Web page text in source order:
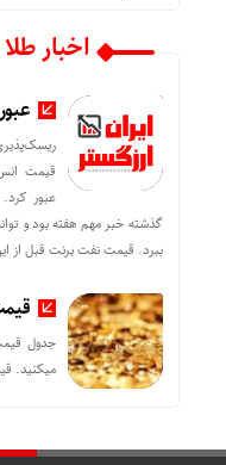
اخبار
قیمت
عبور کرد.
ببرد. قیمت نفت برنت قبل از این اخبار در
میکنید.